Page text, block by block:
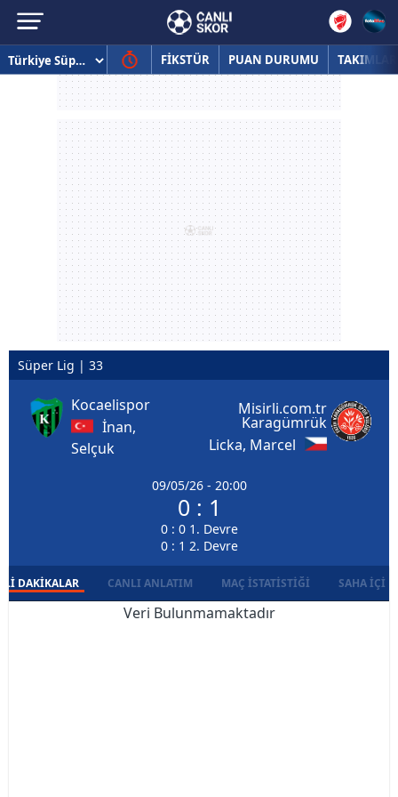
FİKSTÜR PUAN DURUMU TAKIMLAR
Süper Lig | 33
Kocaelispor
İnan,
Selçuk
09/05/26 - 20:00
0 : 1
0 : 0 1. Devre
0 : 1 2. Devre
Misirli.com.tr
Karagümrük
Licka, Marcel
DAKIKALAR CANLI ANLATIM MAÇ İSTATISTIĞI SAHA İÇI
Veri Bulunmamaktadır